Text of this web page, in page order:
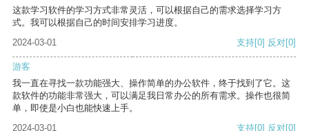
这款学习软件的学习方式非常灵活，可以根据自己的需求选择学习方
式。我可以根据自己的时间安排学习进度。
2024-03-01
支持[0] 反对[0]
游客
我一直在寻找一款功能强大、操作简单的办公软件，终于找到了它。这
款软件的功能非常强大，可以满足我日常办公的所有需求。操作也很简
单，即使是小白也能快速上手。
2024-03-01
支持[0] 反对[0]